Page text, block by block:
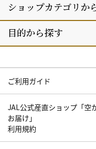
ご利用ガイド
JAL公式産直ショップ「空
お届け」
利用規約